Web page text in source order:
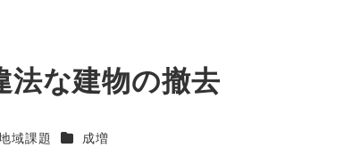
な建物の撤去
リー
域課題 カテゴリー
成増